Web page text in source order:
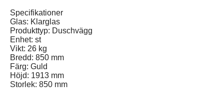
Specifikationer
Glas: Klarglas
Produkttyp: Duschvägg
Enhet: st
Vikt: 26 kg
Bredd: 850 mm
Färg: Guld
Höjd: 1913 mm
Storlek: 850 mm